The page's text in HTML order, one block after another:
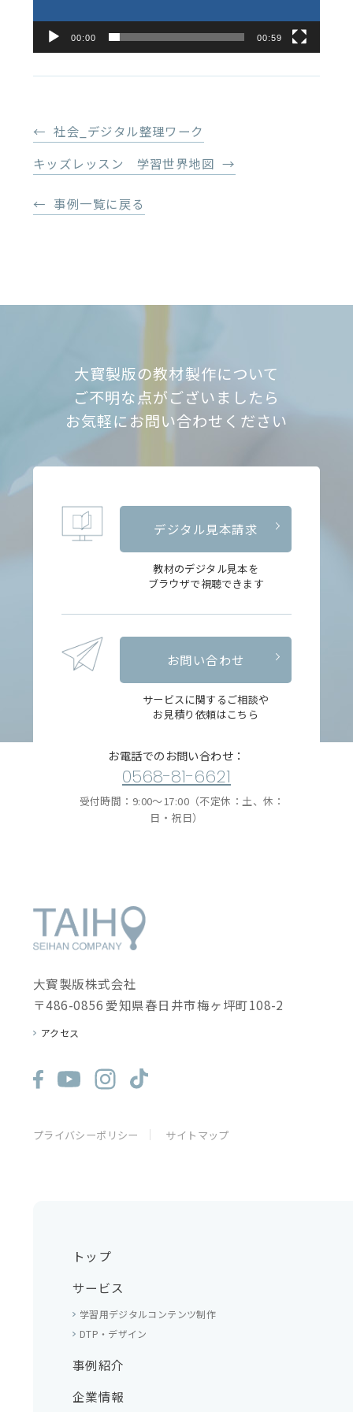
00:00 00:59
社会_デジタル整理ワーク
キッズレッスン 学習世界地図
事例一覧に戻る
大寳製版の教材製作について
ご不明な点がございましたら
お気軽にお問い合わせください
デジタル見本請求
教材のデジタル見本を
ブラウザで視聴できます
お問い合わせ
サービスに関するご相談や
お見積り依頼はこちら
お電話でのお問い合わせ：
0568-81-6621
受付時間：9:00〜17:00（不定休：土、休：
日・祝日）
大寳製版株式会社
〒486-0856 愛知県春日井市梅ヶ坪町108-2
アクセス
プライバシーポリシー サイトマップ
トップ
サービス
学習用デジタルコンテンツ制作
DTP・デザイン
事例紹介
企業情報